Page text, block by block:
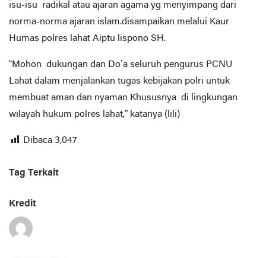
isu-isu radikal atau ajaran agama yg menyimpang dari
norma-norma ajaran islam.disampaikan melalui Kaur
Humas polres lahat Aiptu lispono SH.
“Mohon dukungan dan Do’a seluruh pengurus PCNU
Lahat dalam menjalankan tugas kebijakan polri untuk
membuat aman dan nyaman Khususnya di lingkungan
wilayah hukum polres lahat,” katanya (lili)
Dibaca 3,047
Tag Terkait
Kredit